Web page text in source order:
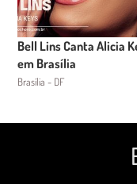
Bell Lins Canta Alicia
em Brasília
Brasília - DF